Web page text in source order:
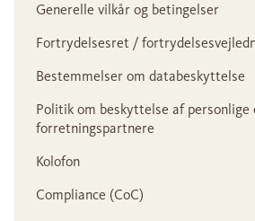
Generelle vilkår og betingelser
Fortrydelsesret /
Bestemmelser om databeskyttelse
Politik om beskyttelse af personlige
forretningspartnere
Kolofon
Compliance (CoC)